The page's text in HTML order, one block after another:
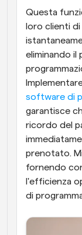
Questa
loro clienti
eliminando il
software di
garantisce
ricordo del
prenotato.
fornendo
l'efficienza
di